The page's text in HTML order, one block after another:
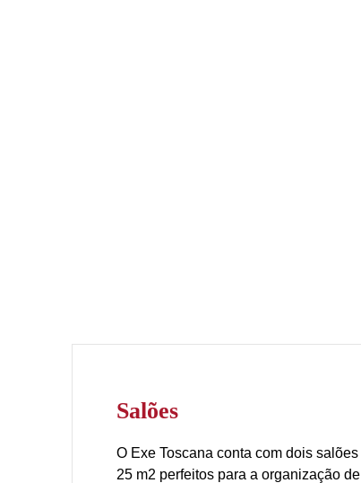
Salões
O Exe Toscana conta com dois
25 m2 perfeitos para a organização